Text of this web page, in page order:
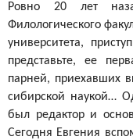
Ровно 20 лет
Филологического
университета,
представьте, ее
парней, приехавших
сибирской наукой…
был редактор и
Сегодня Евгения